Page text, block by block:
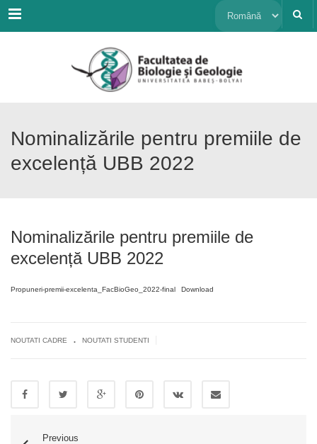
Menu Alege
limbă
Nominalizările pentru premiile de
excelență UBB 2022
Nominalizările pentru premiile de
excelență UBB 2022
Propuneri-premii-excelenta_FacBioGeo_2022-final Download
NOUTATI CADRE . NOUTATI STUDENTI
Previous